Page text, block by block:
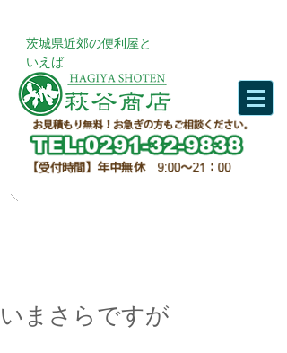
​茨城県近郊の便利屋と
いえば
いまさらですが